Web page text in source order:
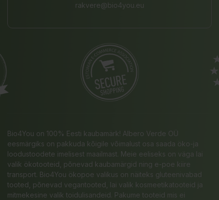
rakvere@bio4you.eu
Bio4You on 100% Eesti kaubamärk! Albero Verde OÜ
eesmärgiks on pakkuda kõigile võimalust osa saada öko-ja
loodustoodete imelisest maailmast. Meie eeliseks on väga lai
valik ökotooteid, põnevad kaubamärgid ning e-poe kiire
transport. Bio4You ökopoe valikus on näiteks gluteenivabad
tooted, põnevad vegantooted, lai valik kosmeetikatooteid ja
mitmekesine valik toidulisandeid. Pakume tooteid mis ei